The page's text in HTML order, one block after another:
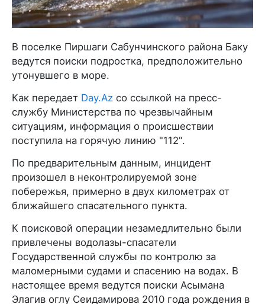
В поселке Пиршаги Сабунчинского района Баку
ведутся поиски подростка, предположительно
утонувшего в море.
Как передает Day.Az со ссылкой на пресс-
службу Министерства по чрезвычайным
ситуациям, информация о происшествии
поступила на горячую линию "112".
По предварительным данным, инцидент
произошел в неконтролируемой зоне
побережья, примерно в двух километрах от
ближайшего спасательного пункта.
К поисковой операции незамедлительно были
привлечены водолазы-спасатели
Государственной службы по контролю за
маломерными судами и спасению на водах. В
настоящее время ведутся поиски Асымана
Элагив оглу Сеидамирова 2010 года рождения в